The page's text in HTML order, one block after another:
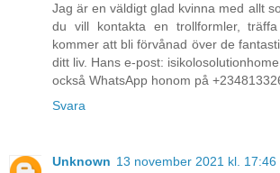
Jag är en väldigt glad kvinna med allt
du vill kontakta en trollformler,
kommer att bli förvånad över de
ditt liv. Hans e-post:
också WhatsApp honom på
Svara
Unknown 13 november 2021 kl. 17:46